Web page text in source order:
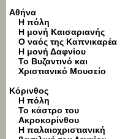
Αθήνα
Η πόλη
Η μονή Καισαριανής
Ο ναός της Καπνικαρέα
Η μονή Δαφνίου
Το Βυζαντινό και
Χριστιανικό Μουσείο
Κόρινθος
Η πόλη
Το κάστρο του
Ακροκορίνθου
Η παλαιοχριστιανική